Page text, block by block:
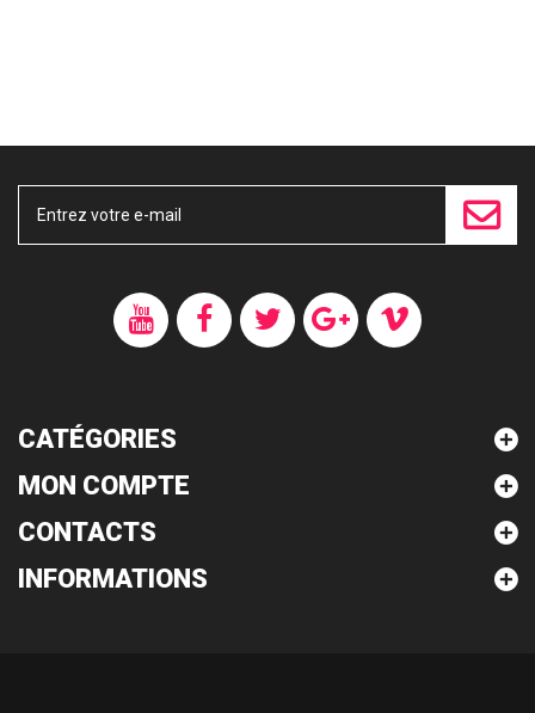
CATÉGORIES
MON COMPTE
CONTACTS
INFORMATIONS